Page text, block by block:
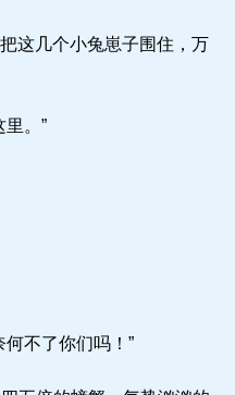
这几个小兔崽子围住，万
。”
不了你们吗！”